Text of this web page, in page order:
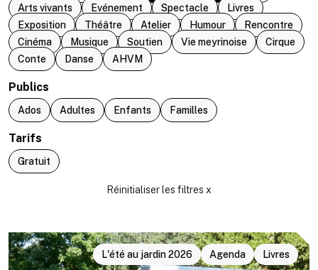
Arts vivants
Evénement Spectacle
Livres
Exposition
Théâtre Atelier Humour
Rencontre
Cinéma
Musique Soutien Vie meyrinoise
Cirque
Conte
Danse AHVM
Publics
Ados Adultes Enfants Familles
Tarifs
Gratuit
L'été au jardin 2026 Agenda Livres